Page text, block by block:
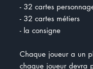
- 32 cartes
- 32 cartes métiers
- la consigne
Chaque joueur a un
chaque joueur devra